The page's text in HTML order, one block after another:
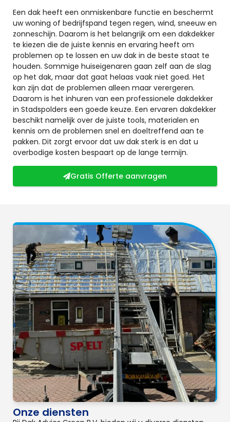
Een dak heeft een onmiskenbare functie en beschermt
uw woning of bedrijfspand tegen regen, wind, sneeuw en
zonneschijn. Daarom is het belangrijk om een dakdekker
te kiezen die de juiste kennis en ervaring heeft om
problemen op te lossen en uw dak in de beste staat te
houden. Sommige huiseigenaren gaan zelf aan de slag
op het dak, maar dat gaat helaas vaak niet goed. Het
kan zijn dat de problemen alleen maar verergeren.
Daarom is het inhuren van een professionele dakdekker
in Stadspolders een goede keuze. Een ervaren dakdekker
beschikt namelijk over de juiste tools, materialen en
kennis om de problemen snel en doeltreffend aan te
pakken. Dit zorgt ervoor dat uw dak sterk is en dat u
overbodige kosten bespaart op de lange termijn.
Gratis Offerte aanvragen
Onze diensten